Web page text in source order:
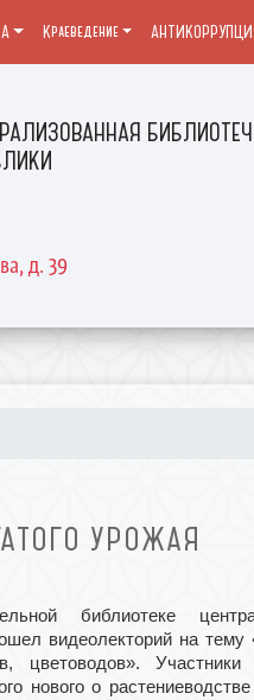
д. 39
Краеведение
УРОЖАЯ
библиотеке
видеолекторий на
цветоводов».
нового о